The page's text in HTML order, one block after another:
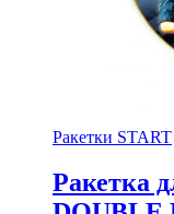
Ракетки START
Ракетка